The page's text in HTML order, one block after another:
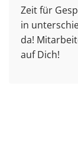
Zeit für
in
da!
auf Dich!